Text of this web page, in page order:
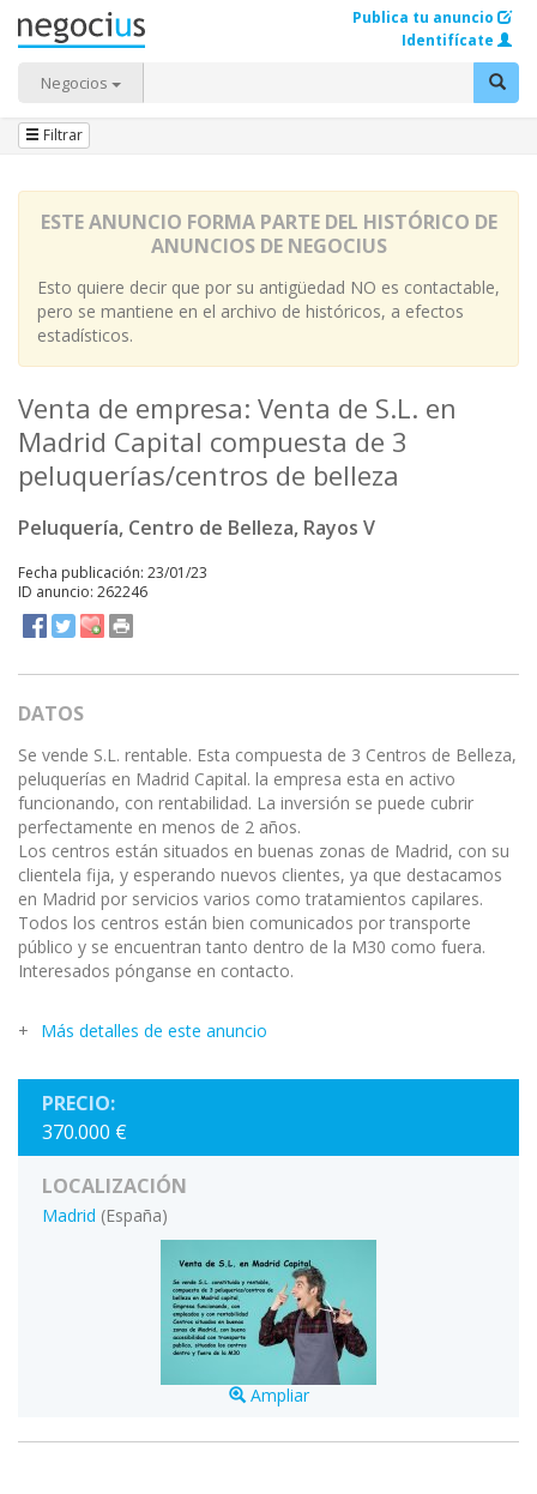
Negocios
Publica tu anuncio
Identifícate
Filtrar
ESTE ANUNCIO FORMA PARTE DEL HISTÓRICO DE
ANUNCIOS DE NEGOCIUS
Esto quiere decir que por su antigüedad NO es contactable,
pero se mantiene en el archivo de históricos, a efectos
estadísticos.
Venta de empresa: Venta de S.L. en
Madrid Capital compuesta de 3
peluquerías/centros de belleza
Peluquería, Centro de Belleza, Rayos V
Fecha publicación: 23/01/23
ID anuncio: 262246
DATOS
Se vende S.L. rentable. Esta compuesta de 3 Centros de Belleza,
peluquerías en Madrid Capital. la empresa esta en activo
funcionando, con rentabilidad. La inversión se puede cubrir
perfectamente en menos de 2 años.
Los centros están situados en buenas zonas de Madrid, con su
clientela fija, y esperando nuevos clientes, ya que destacamos
en Madrid por servicios varios como tratamientos capilares.
Todos los centros están bien comunicados por transporte
público y se encuentran tanto dentro de la M30 como fuera.
Interesados pónganse en contacto.
Más detalles de este anuncio
PRECIO:
370.000 €
LOCALIZACIÓN
Madrid (España)
Ampliar